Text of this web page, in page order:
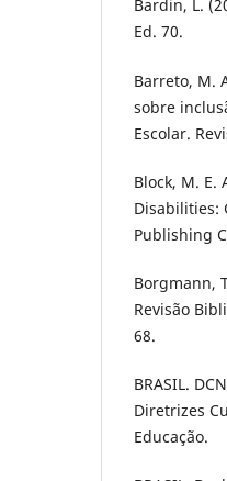
Bardin, L.
Ed. 70.
Barreto, M.
sobre
Escolar.
Block, M. E.
Disabilities:
Publishing
Borgmann,
Revisão
68.
BRASIL.
Diretrizes
Educação.